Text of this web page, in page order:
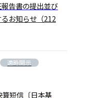
告書の提出並び
お知らせ （212
適時開示
算短信〔日本基